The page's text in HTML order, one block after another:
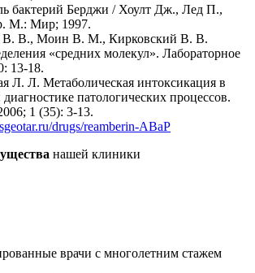
бактерий Берджи / Хоулт Дж., Лед П.,
М.: Мир; 1997.
В. В., Моин В. М., Кирковский В. В.
«средних молекул». Лабораторное
13-18.
Л. Л. Метаболическая интоксикация в
диагностике патологических процессов.
1 (35): 3-13.
drugs/reamberin-ABaP
нашей клиники
врачи с многолетним стажем